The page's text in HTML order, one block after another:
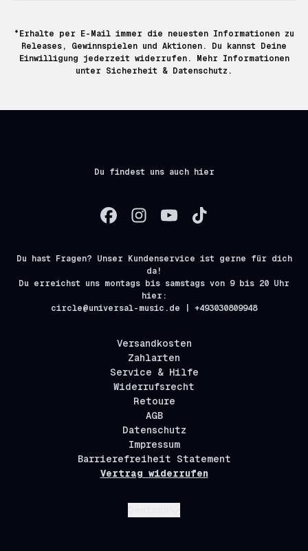
*Erhalte per E-Mail immer die neuesten Informationen zu
Releases, Gewinnspielen und Aktionen. Du kannst Deine
Einwilligung jederzeit widerrufen. Mehr Informationen
unter Sicherheit & Datenschutz.
Du findest uns auch hier
Du hast Fragen? Unser Kundenservice ist gerne für dich
da!
Du erreichst uns montags bis samstags von 9 bis 20 Uhr
hier:
circle@universal-music.de | +493030809948
Versandkosten
Zahlarten
Service & Hilfe
Widerrufsrecht
Retoure
AGB
Datenschutz
Impressum
Barrierefreiheit Statement
Vertrag widerrufen